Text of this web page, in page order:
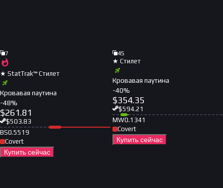
7
★ StatTrak™ Стилет
Кровавая паутина
-48%
$261.81
$503.83
BS0.5519
Covert
Купить сейчас
45
★ Стилет
Кровавая паутина
-40%
$354.35
$594.21
MW0.1341
Covert
Купить сейчас